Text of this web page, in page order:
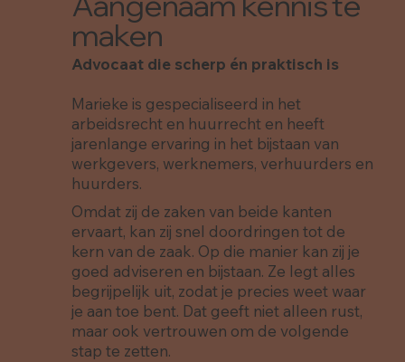
maken
Advocaat die scherp én praktisch is
Marieke is gespecialiseerd in het
arbeidsrecht en huurrecht en heeft
jarenlange ervaring in het bijstaan van
werkgevers, werknemers, verhuurders en
huurders.
Omdat zij de zaken van beide kanten
ervaart, kan zij snel doordringen tot de
kern van de zaak. Op die manier kan zij je
goed adviseren en bijstaan. Ze legt alles
begrijpelijk uit, zodat je precies weet waar
je aan toe bent. Dat geeft niet alleen rust,
maar ook vertrouwen om de volgende
stap te zetten.